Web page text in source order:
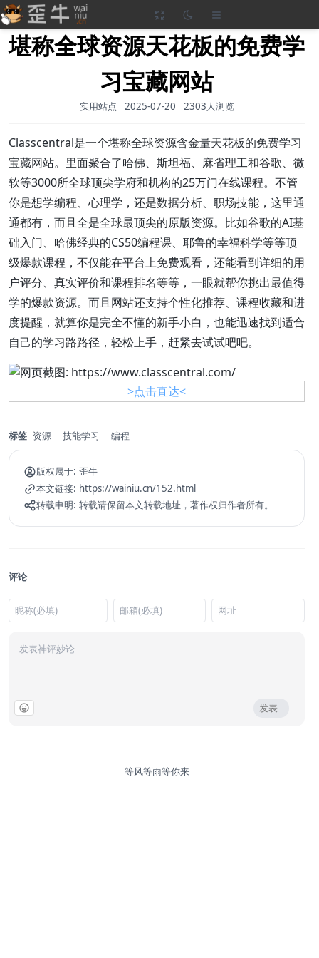
堪称全球资源天花板的免费学
习宝藏网站
实用站点 2025-07-20 2303人浏览
Classcentral是一个堪称全球资源含金量天花板的免费学习
宝藏网站。里面聚合了哈佛、斯坦福、麻省理工和谷歌、微
软等3000所全球顶尖学府和机构的25万门在线课程。不管
你是想学编程、心理学，还是数据分析、职场技能，这里通
通都有，而且全是全球最顶尖的原版资源。比如谷歌的AI基
础入门、哈佛经典的CS50编程课、耶鲁的幸福科学等等顶
级爆款课程，不仅能在平台上免费观看，还能看到详细的用
户评分、真实评价和课程排名等等，一眼就帮你挑出最值得
学的爆款资源。而且网站还支持个性化推荐、课程收藏和进
度提醒，就算你是完全不懂的新手小白，也能迅速找到适合
自己的学习路路径，轻松上手，赶紧去试试吧吧。
>点击直达<
标签 资源 技能学习 编程
版权属于: 歪牛
本文链接: https://wainiu.cn/152.html
转载申明: 转载请保留本文转载地址，著作权归作者所有。
评论
发表
等风等雨等你来